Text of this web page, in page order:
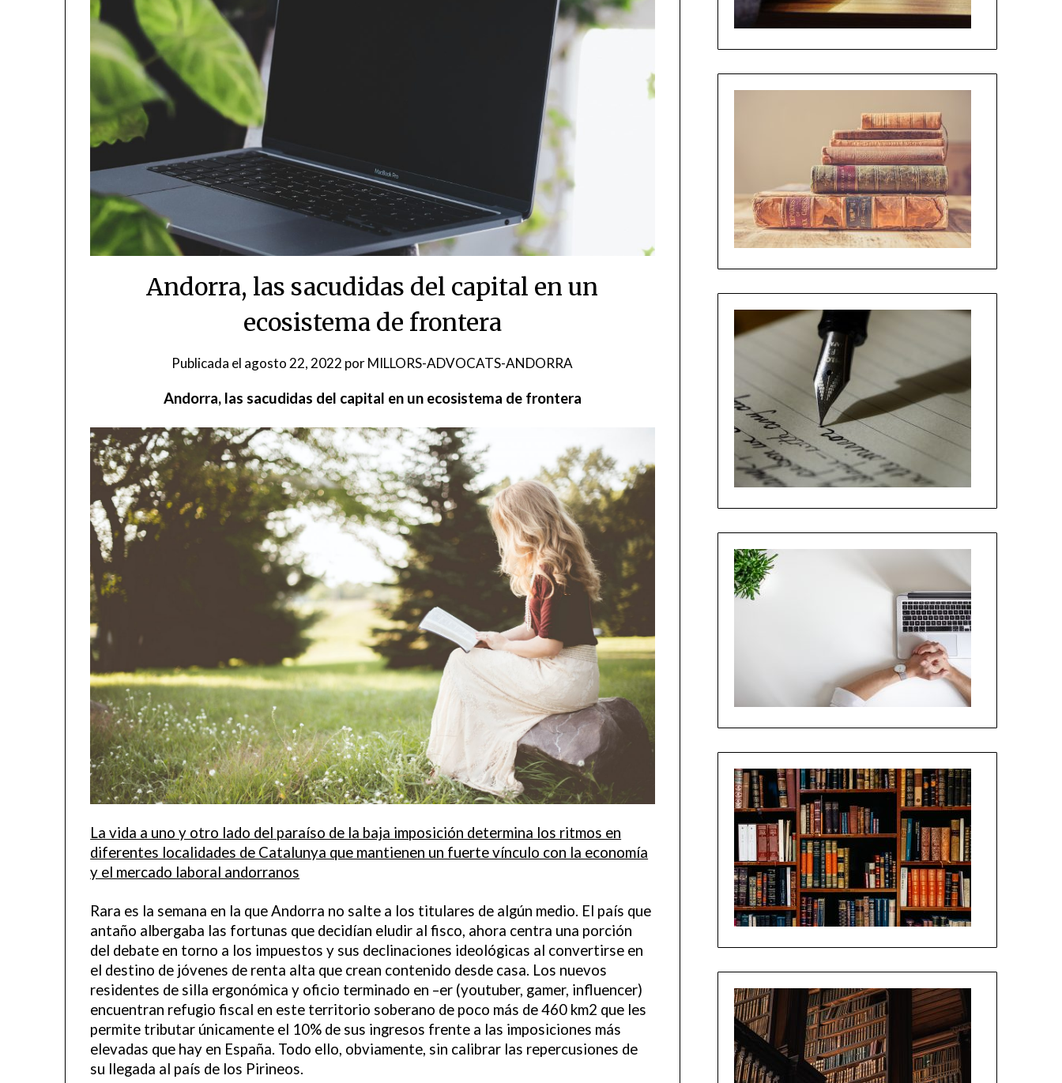
Andorra, las sacudidas del capital en un
ecosistema de frontera
Publicada el agosto 22, 2022 porMILLORS-ADVOCATS-ANDORRA
Andorra, las sacudidas del capital en un ecosistema de frontera
La vida a uno y otro lado del paraíso de la baja imposición determina los ritmos en
diferentes localidades de Catalunya que mantienen un fuerte vínculo con la economía
y el mercado laboral andorranos
Rara es la semana en la que Andorra no salte a los titulares de algún medio. El país que
antaño albergaba las fortunas que decidían eludir al fisco, ahora centra una porción
del debate en torno a los impuestos y sus declinaciones ideológicas al convertirse en
el destino de jóvenes de renta alta que crean contenido desde casa. Los nuevos
residentes de silla ergonómica y oficio terminado en –er (youtuber, gamer, influencer)
encuentran refugio fiscal en este territorio soberano de poco más de 460 km2 que les
permite tributar únicamente el 10% de sus ingresos frente a las imposiciones más
elevadas que hay en España. Todo ello, obviamente, sin calibrar las repercusiones de
su llegada al país de los Pirineos.